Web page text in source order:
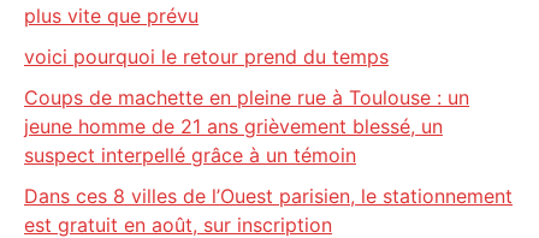
plus vite que prévu
voici pourquoi le retour prend du temps
Coups de machette en pleine rue à Toulouse : un
jeune homme de 21 ans grièvement blessé, un
suspect interpellé grâce à un témoin
Dans ces 8 villes de l’Ouest parisien, le stationnement
est gratuit en août, sur inscription